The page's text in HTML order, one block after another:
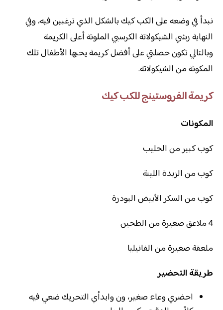
نبدأ في وضعه على الكب كيك بالشكل الذي ترغبين فيه، وفي
النهاية رشي الشيكولاتة الكرسبي الملونة أعلى الكريمة
وبالتالي تكون حصلتي على أفضل كريمة يحبها الأطفال تلك
المكونة من الشيكولاتة.
كريمة الفروستينج للكب كيك
المكونات
كوب كبير من الحليب
كوب من الزبدة اللينة
كوب من السكر الأبيض البودرة
4 ملاعق صغيرة من الطحين
ملعقة صغيرة من الفانيليا
طريقة التحضير
احضري وعاء صغير، ون وابدأي التحريك ضعي فيه